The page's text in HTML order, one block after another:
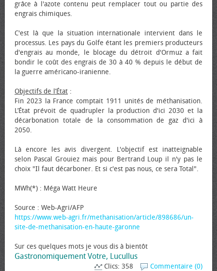
grâce à l'azote contenu peut remplacer tout ou partie des
engrais chimiques.
C'est là que la situation internationale intervient dans le
processus. Les pays du Golfe étant les premiers producteurs
d'engrais au monde, le blocage du détroit d'Ormuz a fait
bondir le coût des engrais de 30 à 40 % depuis le début de
la guerre américano-iranienne.
Objectifs de l’État :
Fin 2023 la France comptait 1911 unités de méthanisation.
L’État prévoit de quadrupler la production d'ici 2030 et la
décarbonation totale de la consommation de gaz d'ici à
2050.
Là encore les avis divergent. L'objectif est inatteignable
selon Pascal Grouiez mais pour Bertrand Loup il n'y pas le
choix "Il faut décarboner. Et si c'est pas nous, ce sera Total".
MWh(*) : Méga Watt Heure
Source : Web-Agri/AFP
https://www.web-agri.fr/methanisation/article/898686/un-
site-de-methanisation-en-haute-garonne
Sur ces quelques mots je vous dis à bientôt
Gastronomiquement Votre, Lucullus
Commentaire (0)
Clics: 358